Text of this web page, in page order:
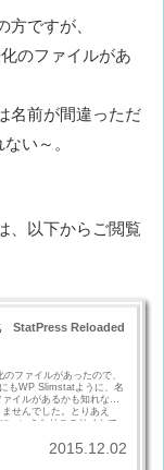
方ですが、
のファイルがあ
名前が間違っただ
い～。
、以下からご閲覧
StatPress Reloaded
ファイルがあったので、
もWP Slimstatように、名
イルがあるかも知れない
せんでした。とりあえ
、いきなりこのサイトで
Reloadedのログを
2015.12.02